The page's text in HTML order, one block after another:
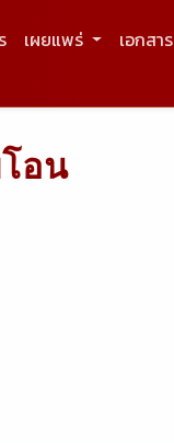
เผยแพร่ เอกสาร
อน